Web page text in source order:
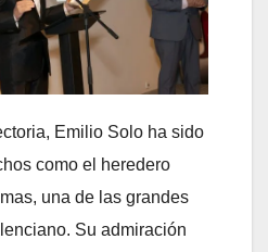
Emilio Solo ha sido
como el heredero
una de las grandes
Su admiración